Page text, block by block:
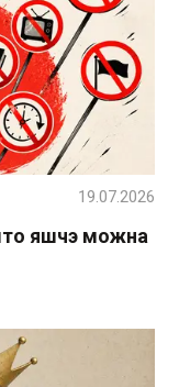
яшчэ можна
19.07.2026